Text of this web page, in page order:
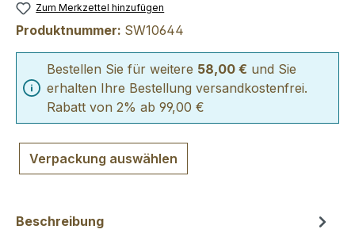
Zum Merkzettel hinzufügen
Produktnummer: SW10644
Bestellen Sie für weitere 58,00 € und Sie
erhalten Ihre Bestellung versandkostenfrei.
Rabatt von 2% ab 99,00 €
Verpackung auswählen
Beschreibung